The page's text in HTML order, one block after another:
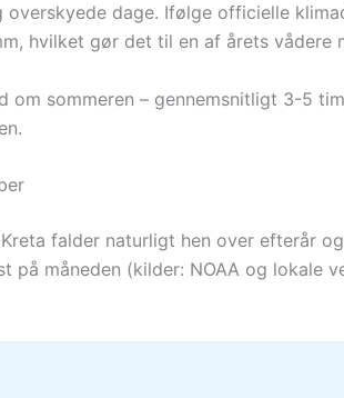
dage. Ifølge officielle
hvilket gør det til en af årets vådere
om sommeren – gennemsnitligt 3-5
falder naturligt hen over efterår
på måneden (kilder: NOAA og